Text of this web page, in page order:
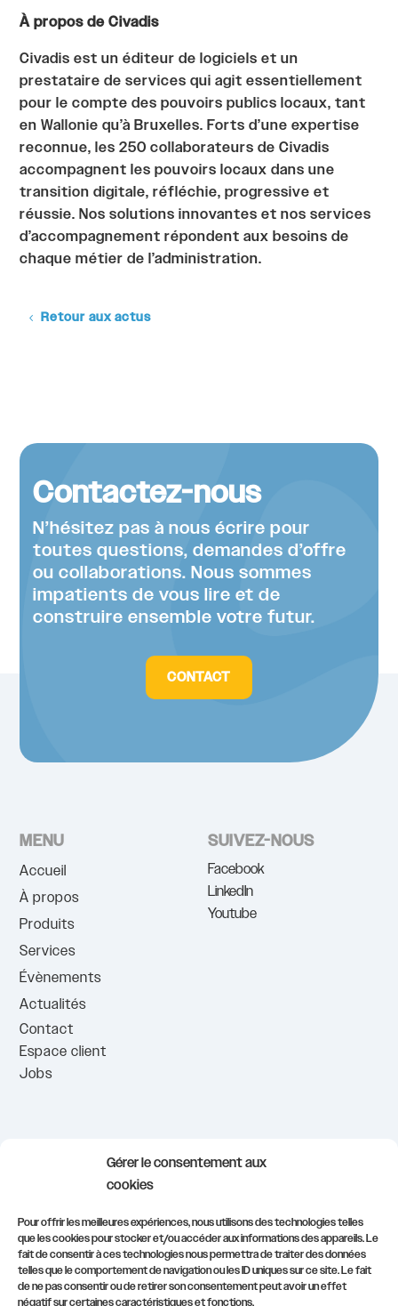
Gérer le consentement aux
cookies
Pour offrir les meilleures expériences, nous utilisons des technologies telles
que les cookies pour stocker et/ou accéder aux informations des appareils. Le
fait de consentir à ces technologies nous permettra de traiter des données
telles que le comportement de navigation ou les ID uniques sur ce site. Le fait
de ne pas consentir ou de retirer son consentement peut avoir un effet
négatif sur certaines caractéristiques et fonctions.
À propos de Civadis
Civadis est un éditeur de logiciels et un
prestataire de services qui agit essentiellement
pour le compte des pouvoirs publics locaux, tant
en Wallonie qu’à Bruxelles. Forts d’une expertise
reconnue, les 250 collaborateurs de Civadis
accompagnent les pouvoirs locaux dans une
transition digitale, réfléchie, progressive et
réussie. Nos solutions innovantes et nos services
d’accompagnement répondent aux besoins de
chaque métier de l’administration.
Retour aux actus
Contactez-nous
N’hésitez pas à nous écrire pour
toutes questions, demandes d’offre
ou collaborations. Nous sommes
impatients de vous lire et de
construire ensemble votre futur.
CONTACT
MENU
Accueil
À propos
Produits
Services
Évènements
Actualités
Contact
Espace client
Jobs
SUIVEZ-NOUS
Facebook
LinkedIn
Youtube
info@civadis.be
demonstrations@civadis.be
081/554.511
S’inscrire à notre newsletter